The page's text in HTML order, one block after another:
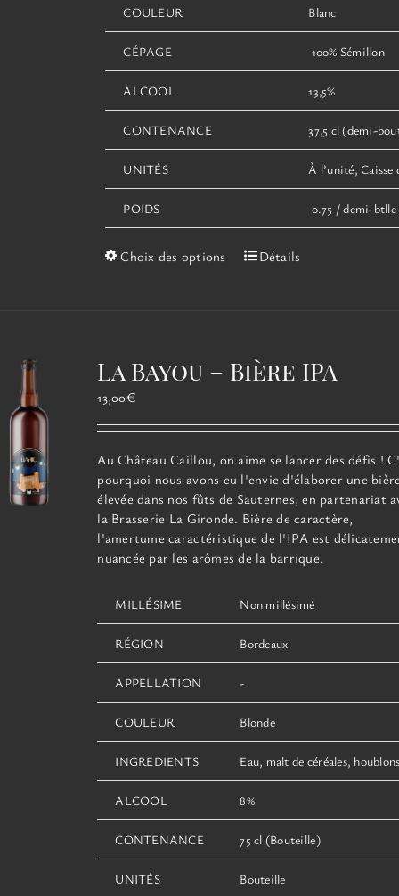
COULEUR Blanc
CÉPAGE 100% Sémillon
ALCOOL 13,5%
CONTENANCE 37,5 cl (demi-
UNITÉS À l’unité, Caisse
POIDS 0.75 / demi-
Choix des options
Ce
options
choisies
sur
la
page
du
produit
Détails
La Bayou – Bière IPA
13,00€
Au Château Caillou, on aime se lancer des défis !
pourquoi nous avons eu l'envie d'élaborer une
élevée dans nos fûts de Sauternes, en partenariat
la Brasserie La Gironde. Bière de caractère,
l'amertume caractéristique de l'IPA est
nuancée par les arômes de la barrique.
MILLÉSIME Non millésimé
RÉGION Bordeaux
APPELLATION -
COULEUR Blonde
INGREDIENTS Eau, malt de céréales,
ALCOOL 8%
CONTENANCE 75 cl (Bouteille)
UNITÉS Bouteille